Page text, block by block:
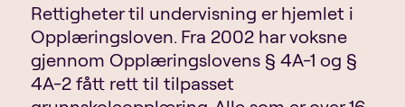
Rettigheter til undervisning er hjemlet i
Opplæringsloven. Fra 2002 har voksne
gjennom Opplæringslovens § 4A-1 og §
4A-2 fått rett til tilpasset